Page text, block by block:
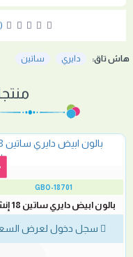
(0 التقييمات)
هاش تاق: دايري ساتين
GBO-18701
بالون ابيض دايري ساتين 18 إنش
سجل دخول لعرض